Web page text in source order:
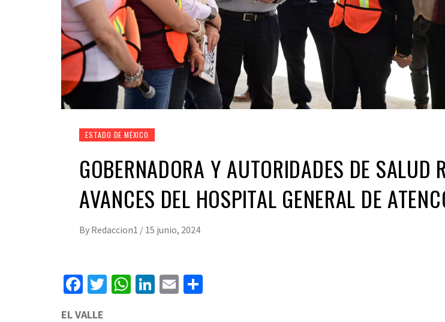
ESTADO DE MÉXICO
GOBERNADORA Y AUTORIDADES DE SALUD
AVANCES DEL HOSPITAL GENERAL DE
By Redaccion1 / 15 junio, 2024
Facebook
Twitter
WhatsApp
LinkedIn
Email
EL VALLE